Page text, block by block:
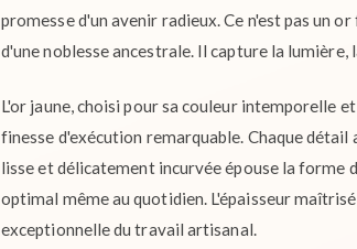
promesse d'un avenir radieux. Ce n'est pas un
d'une noblesse ancestrale. Il capture la
L'or jaune, choisi pour sa couleur intemporelle
finesse d'exécution remarquable. Chaque détail
lisse et délicatement incurvée épouse la
optimal même au quotidien. L'épaisseur
exceptionnelle du travail artisanal.